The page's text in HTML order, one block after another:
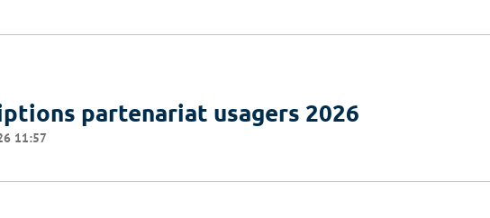
partenariat usagers 2026
11:57